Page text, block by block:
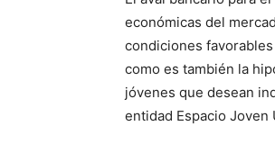
económicas del
condiciones
como es también la
jóvenes que desean
entidad Espacio Joven